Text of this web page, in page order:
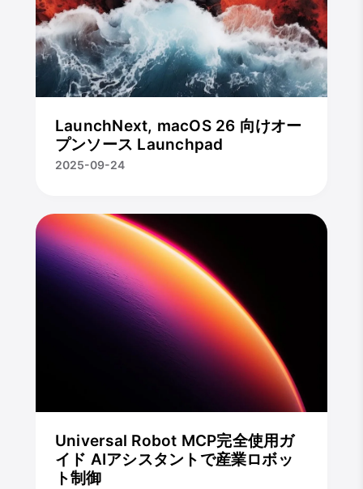
LaunchNext, macOS 26 向けオー
プンソース Launchpad
2025-09-24
Universal Robot MCP完全使用ガ
イド AIアシスタントで産業ロボッ
ト制御